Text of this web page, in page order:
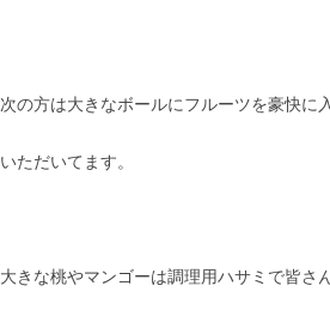
次の方は大きなボールにフルーツを豪快に
いただいてます。
大きな桃やマンゴーは調理用ハサミで皆さ